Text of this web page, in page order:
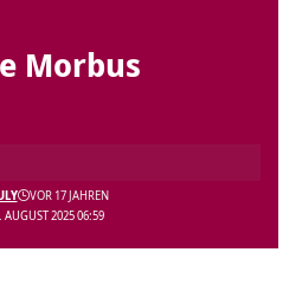
Morbus
AUGUST 2025 06:59
VOR 17 JAHREN